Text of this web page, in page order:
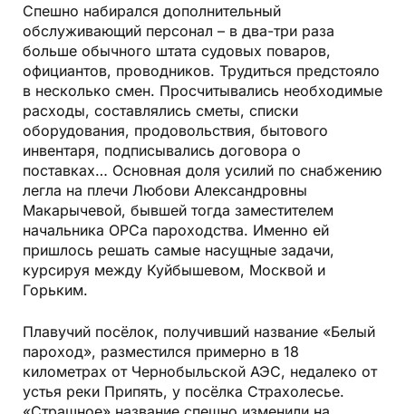
Спешно набирался дополнительный
обслуживающий персонал – в два-три раза
больше обычного штата судовых поваров,
официантов, проводников. Трудиться предстояло
в несколько смен. Просчитывались необходимые
расходы, составлялись сметы, списки
оборудования, продовольствия, бытового
инвентаря, подписывались договора о
поставках… Основная доля усилий по снабжению
легла на плечи Любови Александровны
Макарычевой, бывшей тогда заместителем
начальника ОРСа пароходства. Именно ей
пришлось решать самые насущные задачи,
курсируя между Куйбышевом, Москвой и
Горьким.
Плавучий посёлок, получивший название «Белый
пароход», разместился примерно в 18
километрах от Чернобыльской АЭС, недалеко от
устья реки Припять, у посёлка Страхолесье.